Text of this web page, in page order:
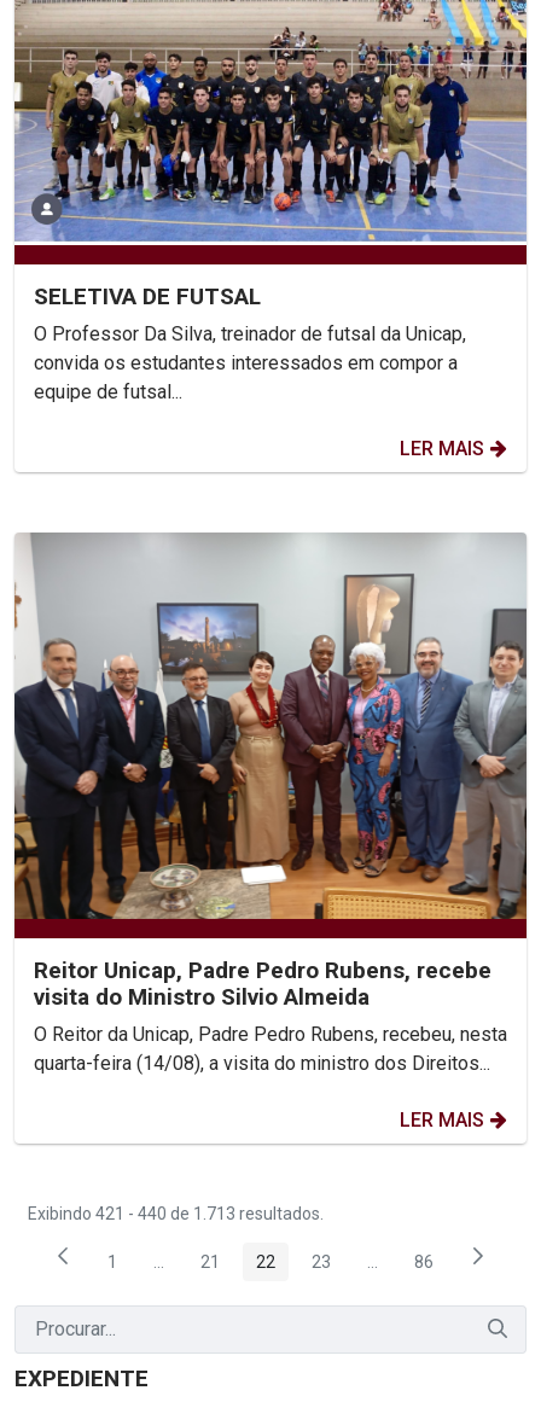
SELETIVA DE FUTSAL
O Professor Da Silva, treinador de futsal da Unicap,
convida os estudantes interessados em compor a
equipe de futsal...
LER MAIS
Reitor Unicap, Padre Pedro Rubens, recebe
visita do Ministro Silvio Almeida
O Reitor da Unicap, Padre Pedro Rubens, recebeu, nesta
quarta-feira (14/08), a visita do ministro dos Direitos...
LER MAIS
Exibindo 421 - 440 de 1.713 resultados.
Página
1 Páginas intermediárias Usar ABA para navegar.
Página
21 Página
22 Página
23 PáginasPágina
86
EXPEDIENTE